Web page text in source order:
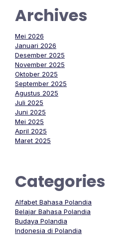
Archives
Mei 2026
Januari 2026
Desember 2025
November 2025
Oktober 2025
September 2025
Agustus 2025
Juli 2025
Juni 2025
Mei 2025
April 2025
Maret 2025
Categories
Alfabet Bahasa Polandia
Belajar Bahasa Polandia
Budaya Polandia
Indonesia di Polandia